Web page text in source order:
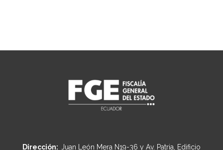
Dirección: Juan León Mera N19-36 y Av. Patria, Edificio